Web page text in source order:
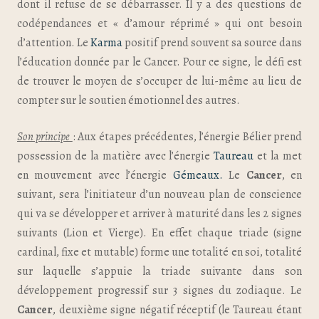
dont il refuse de se débarrasser. Il y a des questions de
codépendances et « d’amour réprimé » qui ont besoin
d’attention. LeKarmapositif prend souvent sa source dans
l’éducation donnée par le Cancer. Pour ce signe, le défi est
de trouver le moyen de s’occuper de lui-même au lieu de
compter sur le soutien émotionnel des autres.
Son principe : Aux étapes précédentes, l’énergie Bélier prend
possession de la matière avec l’énergieTaureauet la met
en mouvement avec l’énergie Gémeaux. Le Cancer, en
suivant, sera l’initiateur d’un nouveau plan de conscience
qui va se développer et arriver à maturité dans les 2 signes
suivants (Lion et Vierge). En effet chaque triade (signe
cardinal, fixe et mutable) forme une totalité en soi, totalité
sur laquelle s’appuie la triade suivante dans son
développement progressif sur 3 signes du zodiaque. Le
Cancer, deuxième signe négatif réceptif (le Taureau étant